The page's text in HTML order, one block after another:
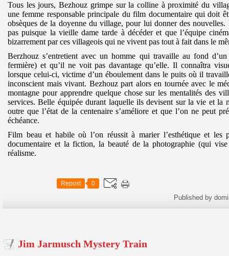
Tous les jours, Bezhouz grimpe sur la colline à proximité du
une femme responsable principale du film documentaire qui doit
obsèques de la doyenne du village, pour lui donner des
pas puisque la vieille dame tarde à décéder et que l’équipe
bizarrement par ces villageois qui ne vivent pas tout à fait dans le
Berzhouz s’entretient avec un homme qui travaille au fond
fermière) et qu’il ne voit pas davantage qu’elle. Il connaîtra
lorsque celui-ci, victime d’un éboulement dans le puits où il
inconscient mais vivant. Bezhouz part alors en tournée avec le
montagne pour apprendre quelque chose sur les mentalités des
services. Belle équipée durant laquelle ils devisent sur la vie et la
outre que l’état de la centenaire s’améliore et que l’on ne peut
échéance.
Film beau et habile où l’on réussit à marier l’esthétique et les
documentaire et la fiction, la beauté de la photographie (qui
réalisme.
Repost 0
Published by
Jim Jarmusch Mystery Train